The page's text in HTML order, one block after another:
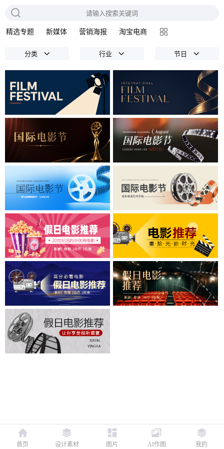
精选专题 新媒体 营销海报 淘宝电商
分类 行业 节日
首页 设计素材 图片 AI作图 我的